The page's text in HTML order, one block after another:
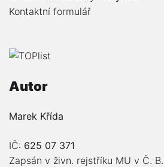
Kontaktní formulář
Autor
Marek Křída
IČ: 625 07 371
Zapsán v živn. rejstříku MU v Č. B.